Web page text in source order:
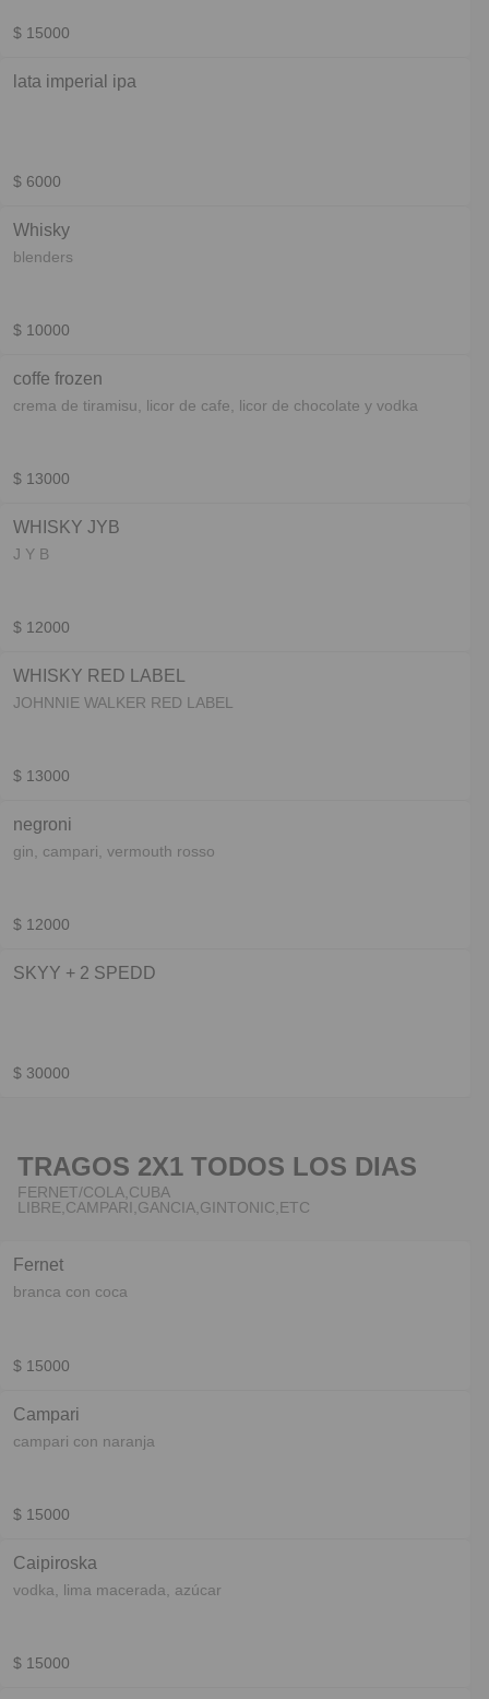
$ 15000
lata imperial ipa
$ 6000
Whisky
blenders
$ 10000
coffe frozen
crema de tiramisu, licor de cafe, licor de chocolate y vodka
$ 13000
WHISKY JYB
J Y B
$ 12000
WHISKY RED LABEL
JOHNNIE WALKER RED LABEL
$ 13000
negroni
gin, campari, vermouth rosso
$ 12000
SKYY + 2 SPEDD
$ 30000
TRAGOS 2X1 TODOS LOS DIAS
FERNET/COLA,CUBA
LIBRE,CAMPARI,GANCIA,GINTONIC,ETC
Fernet
branca con coca
$ 15000
Campari
campari con naranja
$ 15000
Caipiroska
vodka, lima macerada, azúcar
$ 15000